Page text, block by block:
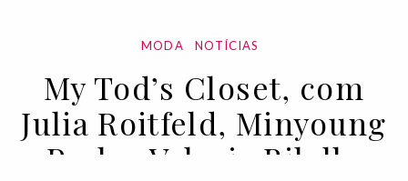
MODA NOTÍCIAS
My Tod’s Closet, com
Julia Roitfeld, Minyoung
Park e Valeria Bilello